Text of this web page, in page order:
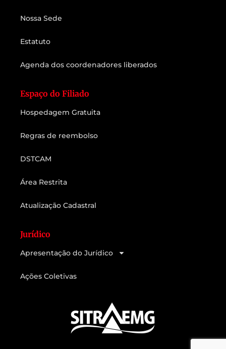
Nossa Sede
Estatuto
Agenda dos coordenadores liberados
Espaço do Filiado
Hospedagem Gratuita
Regras de reembolso
DSTCAM
Área Restrita
Atualização Cadastral
Jurídico
Apresentação do Jurídico
Ações Coletivas